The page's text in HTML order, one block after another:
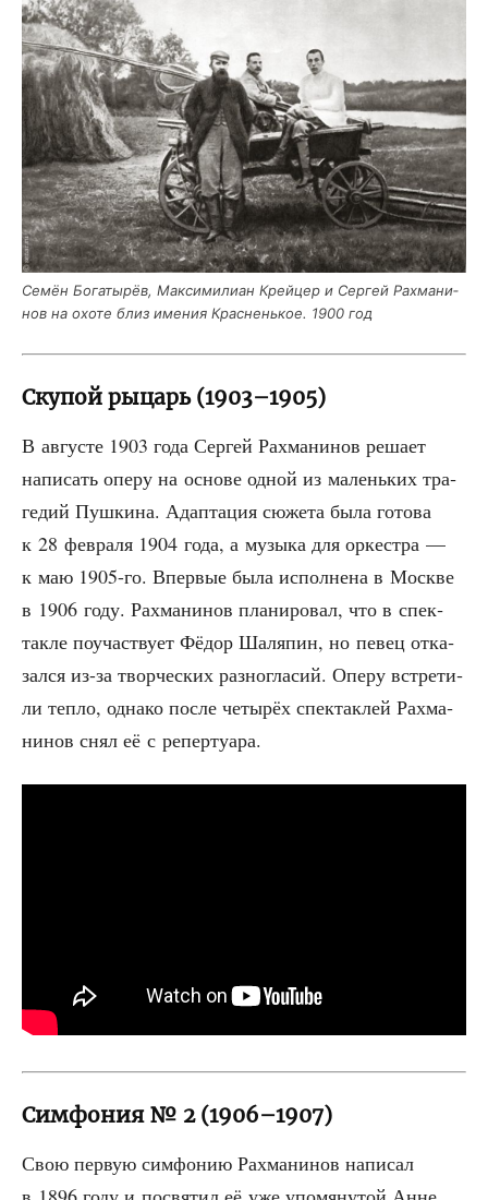
Семён Бога­ты­рёв, Мак­си­ми­ли­ан Крей­цер и Сер­гей Рах­ма­ни­
нов на охо­те близ име­ния Крас­нень­кое. 1900 год
Скупой рыцарь (1903–1905)
В авгу­сте 1903 года Сер­гей Рах­ма­ни­нов реша­ет
напи­сать опе­ру на осно­ве одной из малень­ких тра­
ге­дий Пуш­ки­на. Адап­та­ция сюже­та была гото­ва
к 28 фев­ра­ля 1904 года, а музы­ка для оркест­ра —
к маю 1905-го. Впер­вые была испол­не­на в Москве
в 1906 году. Рах­ма­ни­нов пла­ни­ро­вал, что в спек­
так­ле поучаст­ву­ет Фёдор Шаля­пин, но певец отка­
зал­ся из-за твор­че­ских раз­но­гла­сий. Опе­ру встре­ти­
ли теп­ло, одна­ко после четы­рёх спек­так­лей Рах­ма­
ни­нов снял её с репертуара.
Симфония № 2 (1906–1907)
Свою первую сим­фо­нию Рах­ма­ни­нов напи­сал